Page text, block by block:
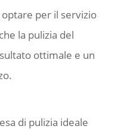
per il servizio
la pulizia del
ottimale e un
di pulizia ideale